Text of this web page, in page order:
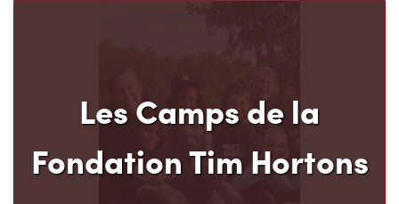
Les Camps de la
Fondation Tim Hortons